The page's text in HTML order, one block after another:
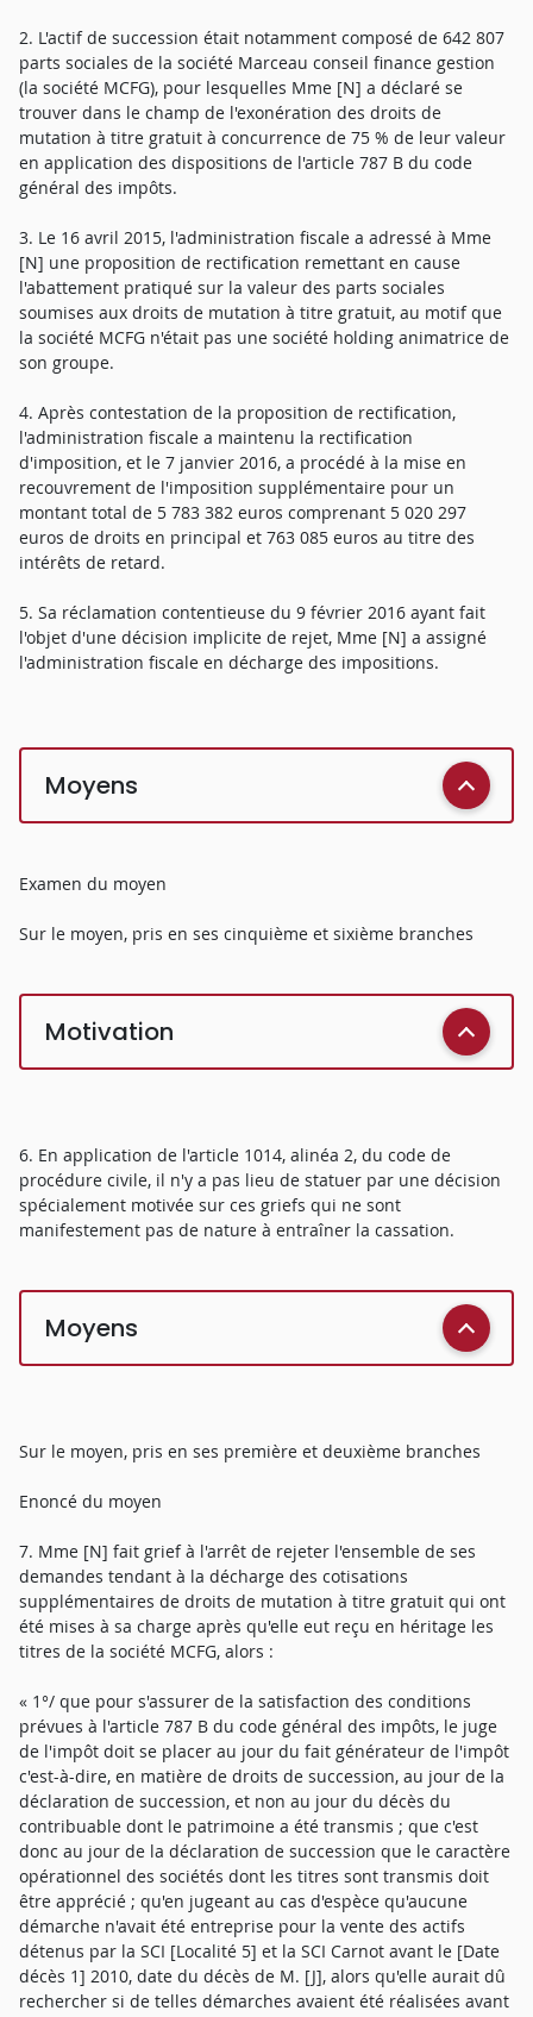
2. L'actif de succession était notamment composé de 642 807
parts sociales de la société Marceau conseil finance gestion
(la société MCFG), pour lesquelles Mme [N] a déclaré se
trouver dans le champ de l'exonération des droits de
mutation à titre gratuit à concurrence de 75 % de leur valeur
en application des dispositions de l'article 787 B du code
général des impôts.
3. Le 16 avril 2015, l'administration fiscale a adressé à Mme
[N] une proposition de rectification remettant en cause
l'abattement pratiqué sur la valeur des parts sociales
soumises aux droits de mutation à titre gratuit, au motif que
la société MCFG n'était pas une société holding animatrice de
son groupe.
4. Après contestation de la proposition de rectification,
l'administration fiscale a maintenu la rectification
d'imposition, et le 7 janvier 2016, a procédé à la mise en
recouvrement de l'imposition supplémentaire pour un
montant total de 5 783 382 euros comprenant 5 020 297
euros de droits en principal et 763 085 euros au titre des
intérêts de retard.
5. Sa réclamation contentieuse du 9 février 2016 ayant fait
l'objet d'une décision implicite de rejet, Mme [N] a assigné
l'administration fiscale en décharge des impositions.
Moyens
Examen du moyen
Sur le moyen, pris en ses cinquième et sixième branches
Motivation
6. En application de l'article 1014, alinéa 2, du code de
procédure civile, il n'y a pas lieu de statuer par une décision
spécialement motivée sur ces griefs qui ne sont
manifestement pas de nature à entraîner la cassation.
Moyens
Sur le moyen, pris en ses première et deuxième branches
Enoncé du moyen
7. Mme [N] fait grief à l'arrêt de rejeter l'ensemble de ses
demandes tendant à la décharge des cotisations
supplémentaires de droits de mutation à titre gratuit qui ont
été mises à sa charge après qu'elle eut reçu en héritage les
titres de la société MCFG, alors :
« 1°/ que pour s'assurer de la satisfaction des conditions
prévues à l'article 787 B du code général des impôts, le juge
de l'impôt doit se placer au jour du fait générateur de l'impôt
c'est-à-dire, en matière de droits de succession, au jour de la
déclaration de succession, et non au jour du décès du
contribuable dont le patrimoine a été transmis ; que c'est
donc au jour de la déclaration de succession que le caractère
opérationnel des sociétés dont les titres sont transmis doit
être apprécié ; qu'en jugeant au cas d'espèce qu'aucune
démarche n'avait été entreprise pour la vente des actifs
détenus par la SCI [Localité 5] et la SCI Carnot avant le [Date
décès 1] 2010, date du décès de M. [J], alors qu'elle aurait dû
rechercher si de telles démarches avaient été réalisées avant